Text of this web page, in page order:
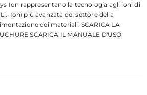
Ion rappresentano la tecnologia agli ioni di
Ion) più avanzata del settore della
dei materiali. SCARICA LA
SCARICA IL MANUALE D'USO